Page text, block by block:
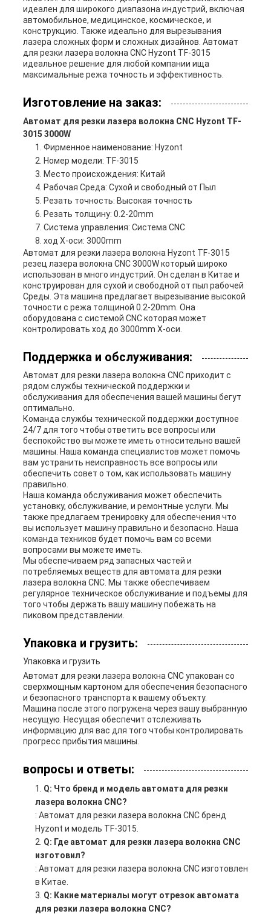
идеален для широкого диапазона индустрий, включая
автомобильное, медицинское, космическое, и
конструкцию. Также идеально для вырезывания
лазера сложных форм и сложных дизайнов. Автомат
для резки лазера волокна CNC Hyzont TF-3015
идеальное решение для любой компании ища
максимальные режа точность и эффективность.
Изготовление на заказ:
Автомат для резки лазера волокна CNC Hyzont TF-
3015 3000W
Фирменное наименование: Hyzont
Номер модели: TF-3015
Место происхождения: Китай
Рабочая Среда: Сухой и свободный от Пыл
Резать точность: Высокая точность
Резать толщину: 0.2-20mm
Система управления: Система CNC
ход X-оси: 3000mm
Автомат для резки лазера волокна Hyzont TF-3015
резец лазера волокна CNC 3000W который широко
использован в много индустрий. Он сделан в Китае и
конструирован для сухой и свободной от пыл рабочей
Среды. Эта машина предлагает вырезывание высокой
точности с режа толщиной 0.2-20mm. Она
оборудована с системой CNC которая может
контролировать ход до 3000mm X-оси.
Поддержка и обслуживания:
Автомат для резки лазера волокна CNC приходит с
рядом службы технической поддержки и
обслуживания для обеспечения вашей машины бегут
оптимально.
Команда службы технической поддержки доступное
24/7 для того чтобы ответить все вопросы или
беспокойство вы можете иметь относительно вашей
машины. Наша команда специалистов может помочь
вам устранить неисправность все вопросы или
обеспечить совет о том, как использовать машину
правильно.
Наша команда обслуживания может обеспечить
установку, обслуживание, и ремонтные услуги. Мы
также предлагаем тренировку для обеспечения что
вы использует машину правильно и безопасно. Наша
команда техников будет помочь вам со всеми
вопросами вы можете иметь.
Мы обеспечиваем ряд запасных частей и
потребляемых веществ для автомата для резки
лазера волокна CNC. Мы также обеспечиваем
регулярное техническое обслуживание и подъемы для
того чтобы держать вашу машину побежать на
пиковом представлении.
Упаковка и грузить:
Упаковка и грузить
Автомат для резки лазера волокна CNC упакован со
сверхмощным картоном для обеспечения безопасного
и безопасного транспорта к вашему объекту.
Машина после этого погружена через вашу выбранную
несущую. Несущая обеспечит отслеживать
информацию для вас для того чтобы контролировать
прогресс прибытия машины.
вопросы и ответы:
Q: Что бренд и модель автомата для резки
лазера волокна CNC?
: Автомат для резки лазера волокна CNC бренд
Hyzont и модель TF-3015.
Q: Где автомат для резки лазера волокна CNC
изготовил?
: Автомат для резки лазера волокна CNC изготовлен
в Китае.
Q: Какие материалы могут отрезок автомата
для резки лазера волокна CNC?